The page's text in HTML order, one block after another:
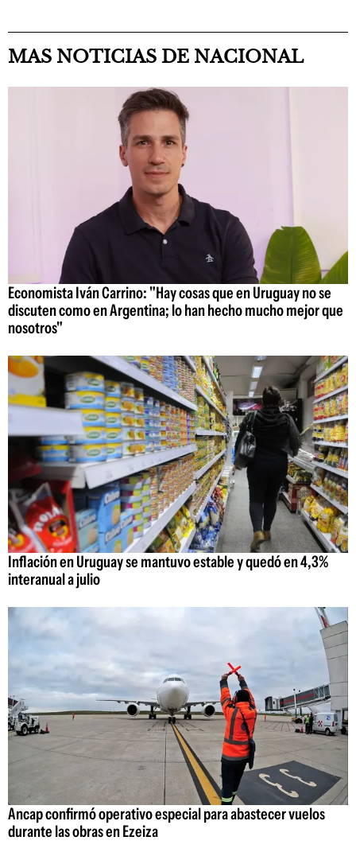
MAS NOTICIAS DE NACIONAL
Economista Iván Carrino: "Hay cosas que en Uruguay no se
discuten como en Argentina; lo han hecho mucho mejor que
nosotros"
Inflación en Uruguay se mantuvo estable y quedó en 4,3%
interanual a julio
Ancap confirmó operativo especial para abastecer vuelos
durante las obras en Ezeiza